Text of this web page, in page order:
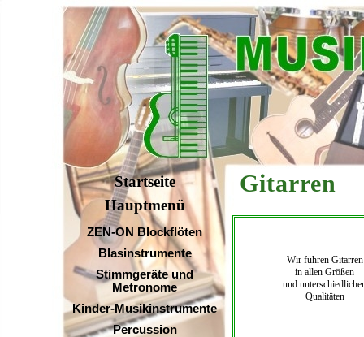
Startseite
Hauptmenü
ZEN-ON Blockflöten
Blasinstrumente
Stimmgeräte und
Metronome
Kinder-Musikinstrumente
Percussion
Wir führen Gitarren
in allen Größen
und
Qualitäten